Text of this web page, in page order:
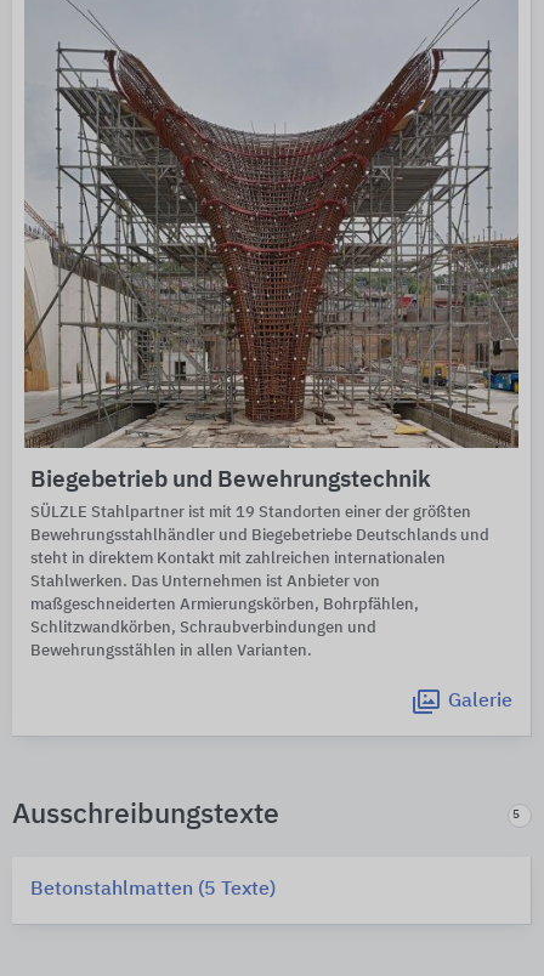
Biegebetrieb und Bewehrungstechnik
SÜLZLE Stahlpartner ist mit 19 Standorten einer der größten
Bewehrungsstahlhändler und Biegebetriebe Deutschlands und
steht in direktem Kontakt mit zahlreichen internationalen
Stahlwerken. Das Unternehmen ist Anbieter von
maßgeschneiderten Armierungskörben, Bohrpfählen,
Schlitzwandkörben, Schraubverbindungen und
Bewehrungsstählen in allen Varianten.
Galerie
Ausschreibungstexte 5
Betonstahlmatten (5 Texte)